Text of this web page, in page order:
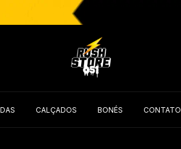
CALÇADOS BONÉS CONTATO